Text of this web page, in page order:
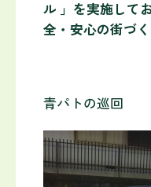
ル 」を実施して
全・安心の街づ
青パトの巡回